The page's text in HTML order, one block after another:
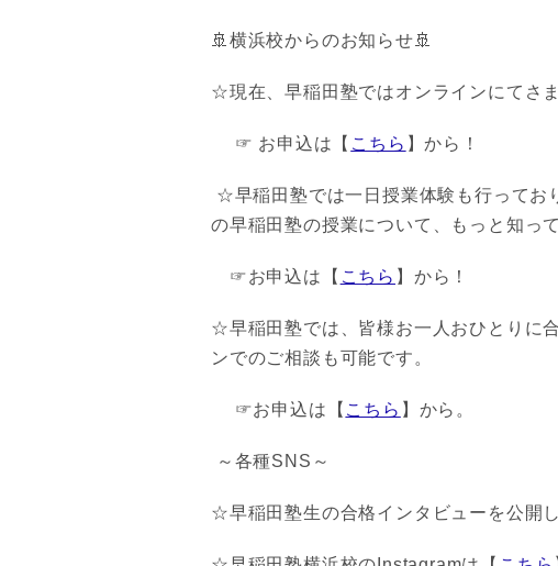
🚢横浜校からのお知らせ🚢
☆現在、早稲田塾ではオンラインにてさ
☞ お申込は【 こちら 】から！
☆早稲田塾では一日授業体験も行ってお
の早稲田塾の授業について、もっと知っ
☞お申込は【 こちら 】から！
☆早稲田塾では、皆様お一人おひとりに
ンでのご相談も可能です。
☞お申込は【 こちら 】から。
～各種SNS～
☆早稲田塾生の合格インタビューを公開